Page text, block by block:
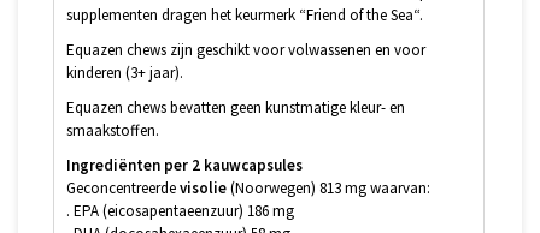
supplementen dragen het keurmerk “Friend of the Sea“.
Equazen chews zijn geschikt voor volwassenen en voor
kinderen (3+ jaar).
Equazen chews bevatten geen kunstmatige kleur- en
smaakstoffen.
Ingrediënten per 2 kauwcapsules
Geconcentreerdevisolie(Noorwegen) 813 mg waarvan:
. EPA (eicosapentaeenzuur) 186 mg